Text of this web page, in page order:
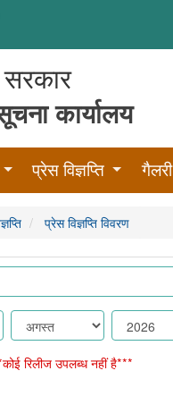
कार्यालय
प्रेस विज्ञप्ति गैलरी
प्रेस विज्ञप्ति विवरण
रिलीज उपलब्ध नहीं है***